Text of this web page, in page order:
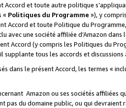
Accord et toute autre politique
« Politiques du Programme »), y
Accord et toute Politique du
avec une société affiliée d’Amazon
Accord (y compris les Politiques du
supplante tous les accords et discussions
dans le présent Accord, les termes «
Amazon ou ses sociétés affiliées
pas du domaine public, ou qui